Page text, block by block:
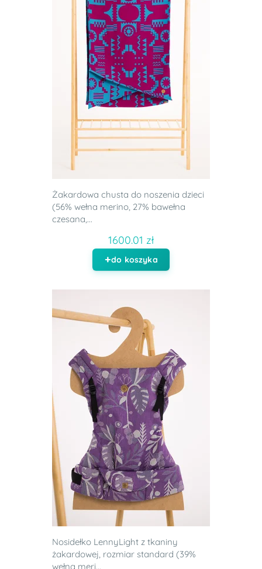
Żakardowa chusta do noszenia dzieci
(56% wełna merino, 27% bawełna
czesana,...
1600.01 zł
do koszyka
Nosidełko LennyLight z tkaniny
żakardowej, rozmiar standard (39%
wełna meri...